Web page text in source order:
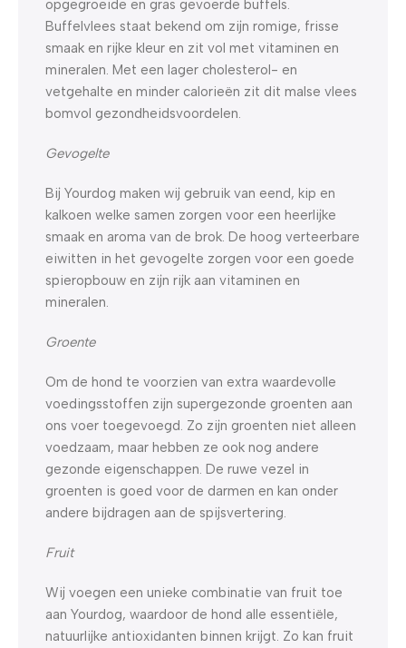
opgegroeide en gras gevoerde buffels.
Buffelvlees staat bekend om zijn romige, frisse
smaak en rijke kleur en zit vol met vitaminen en
mineralen. Met een lager cholesterol- en
vetgehalte en minder calorieën zit dit malse vlees
bomvol gezondheidsvoordelen.
Gevogelte
Bij Yourdog maken wij gebruik van eend, kip en
kalkoen welke samen zorgen voor een heerlijke
smaak en aroma van de brok. De hoog verteerbare
eiwitten in het gevogelte zorgen voor een goede
spieropbouw en zijn rijk aan vitaminen en
mineralen.
Groente
Om de hond te voorzien van extra waardevolle
voedingsstoffen zijn supergezonde groenten aan
ons voer toegevoegd. Zo zijn groenten niet alleen
voedzaam, maar hebben ze ook nog andere
gezonde eigenschappen. De ruwe vezel in
groenten is goed voor de darmen en kan onder
andere bijdragen aan de spijsvertering.
Fruit
Wij voegen een unieke combinatie van fruit toe
aan Yourdog, waardoor de hond alle essentiële,
natuurlijke antioxidanten binnen krijgt. Zo kan fruit